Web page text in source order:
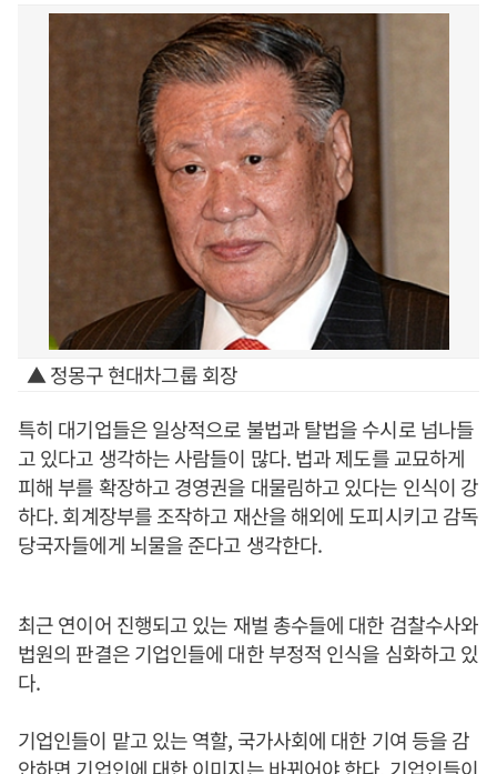
▲ 정몽구 현대차그룹 회장
특히 대기업들은 일상적으로 불법과 탈법을 수시로 넘나들
고 있다고 생각하는 사람들이 많다. 법과 제도를 교묘하게
피해 부를 확장하고 경영권을 대물림하고 있다는 인식이 강
하다. 회계장부를 조작하고 재산을 해외에 도피시키고 감독
당국자들에게 뇌물을 준다고 생각한다.
최근 연이어 진행되고 있는 재벌 총수들에 대한 검찰수사와
법원의 판결은 기업인들에 대한 부정적 인식을 심화하고 있
다.
기업인들이 맡고 있는 역할, 국가사회에 대한 기여 등을 감